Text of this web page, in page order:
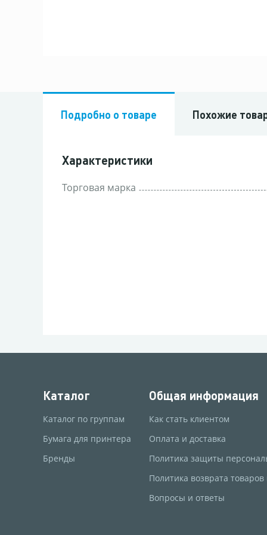
Подробно о товаре Похожие
Характеристики
Торговая марка
Каталог
Каталог по группам
Бумага для принтера
Бренды
Общая информация
Как стать клиентом
Оплата и доставка
Политика защиты
Политика возврата
Вопросы и ответы